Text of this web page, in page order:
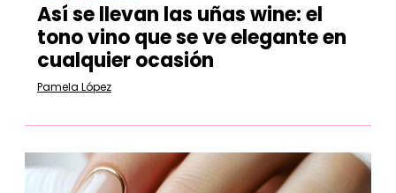
Así se llevan las uñas wine: el
tono vino que se ve elegante en
cualquier ocasión
Pamela López